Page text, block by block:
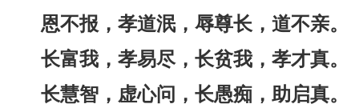
恩不报，孝道泯，辱尊长，道不亲。
长富我，孝易尽，长贫我，孝才真。
长慧智，虚心问，长愚痴，助启真。